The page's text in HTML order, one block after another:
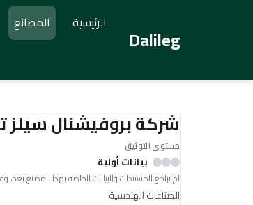
Dalileg
الرئيسية المصانع
شركة بروفيشنال سيلز
مستوى التوثيق
بيانات أولية
لم نراجع المستندات والبيانات الخاصة بهذا المصنع
الصناعات الهندسية